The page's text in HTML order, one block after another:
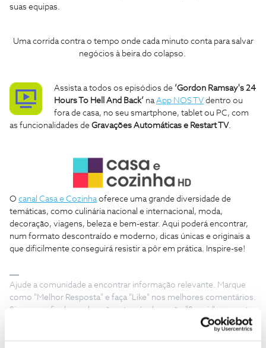
suas equipas.
Uma corrida contra o tempo onde cada minuto conta para salvar
negócios à beira do colapso.
Assista a todos os episódios de ‘Gordon Ramsay's 24
Hours To Hell And Back’ naApp NOS TV dentro ou
fora de casa, no seu smartphone, tablet ou PC, com
as funcionalidades de Gravações Automáticas e Restart TV.
O canal Casa e Cozinhaoferece uma grande diversidade de
temáticas, como culinária nacional e internacional, moda,
decoração, viagens, beleza e bem-estar. Aqui poderá encontrar,
num formato descontraído e moderno, dicas únicas e originais a
que dificilmente conseguirá resistir a pôr em prática. Inspire-se!
Ajude a comunidade a encontrar informação relevante. Marque
como "Melhor Resposta" e faça "Like" nos melhores comentários.
Siga os perfis da moderação, através da opção "Seguir", para estar